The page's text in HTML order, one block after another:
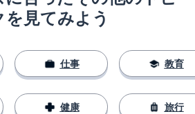
を見てみよう
仕事
健康
教育
旅行